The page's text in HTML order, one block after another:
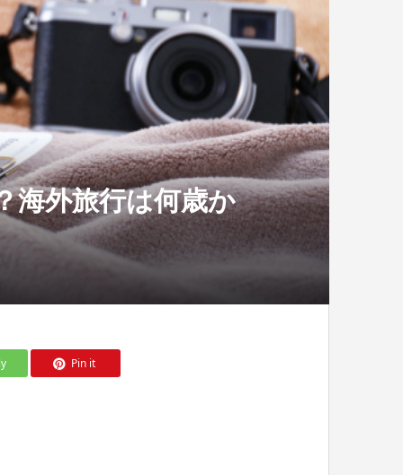
海外旅行は何歳か
Pin it